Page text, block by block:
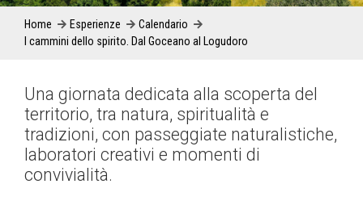
Home Esperienze
Calendario
I cammini dello spirito. Dal Goceano al Logudoro
Una giornata dedicata alla scoperta del
territorio, tra natura, spiritualità e
tradizioni, con passeggiate naturalistiche,
laboratori creativi e momenti di
convivialità.